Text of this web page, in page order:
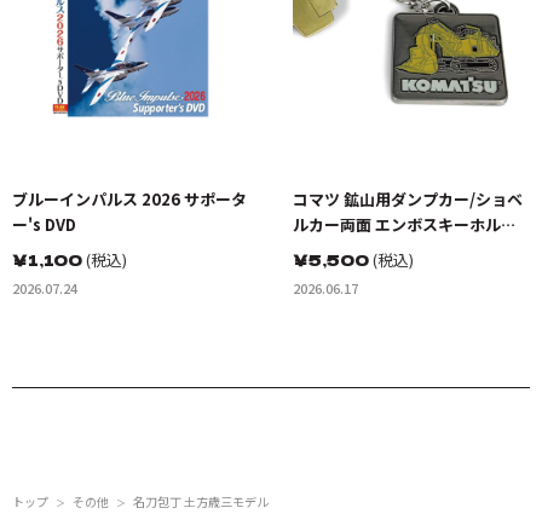
ブルーインパルス 2026 サポータ
ー's DVD
￥1,100(税込)
2026.07.24
コマツ 鉱山用ダンプカー/ショベ
ルカー両面 エンボスキーホルダ
ー(金属製)
￥5,500(税込)
2026.06.17
トップ ＞ その他 ＞ 名刀包丁 土方歳三モデル